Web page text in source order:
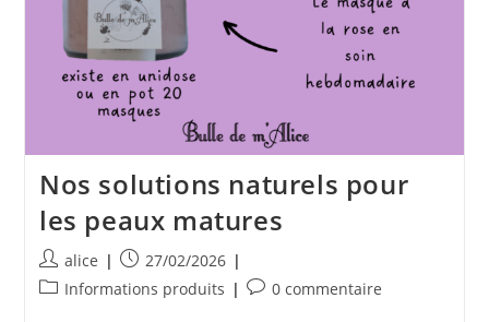
Nos solutions naturels pour
les peaux matures
Auteur/autrice
de
alice
Publication
publiée :
27/02/2026
PostInformations produits
Commentaires
0 commentaire